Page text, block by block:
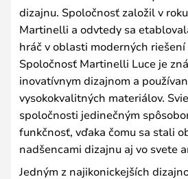
dizajnu. Spoločnosť založil v
Martinelli a odvtedy sa
hráč v oblasti moderných
Spoločnosť Martinelli Luce je
inovatívnym dizajnom a
vysokokvalitných materiálov.
spoločnosti jedinečným
funkčnosť, vďaka čomu sa stali
nadšencami dizajnu aj vo svete
Jedným z najikonickejších